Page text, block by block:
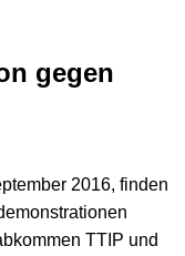
gegen
2016, finden
TTIP und